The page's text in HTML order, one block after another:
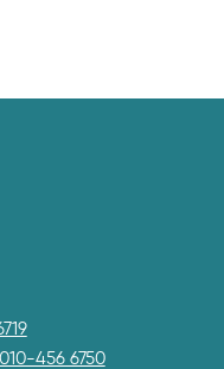
010-456 6750